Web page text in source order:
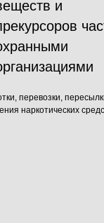
и
перевозки,
наркотических